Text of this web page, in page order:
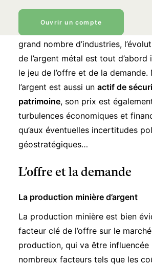
Ouvrir un compte
cours de l’argent
Compte tenu de l’importance du
grand nombre d’industries,
de l’argent métal est tout d’abord
le jeu de l’offre et de la demande.
l’argent est aussi un actif de
patrimoine, son prix est
turbulences économiques et
qu’aux éventuelles incertitudes
géostratégiques…
L’offre et la demande
La production minière d’argent
La production minière est bien
facteur clé de l’offre sur le
production, qui va être influencée
nombreux facteurs tels que les